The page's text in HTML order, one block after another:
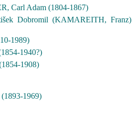
Carl Adam (1804-1867)
Dobromil (KAMAREITH, Franz)
1989)
1940?)
1908)
1969)